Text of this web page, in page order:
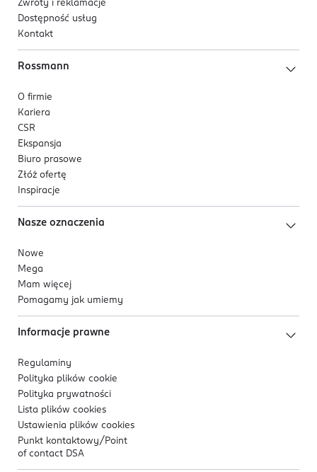
Zwroty i reklamacje
Dostępność usług
Kontakt
Rossmann
O firmie
Kariera
CSR
Ekspansja
Biuro prasowe
Złóż ofertę
Inspiracje
Nasze oznaczenia
Nowe
Mega
Mam więcej
Pomagamy jak umiemy
Informacje prawne
Regulaminy
Polityka plików cookie
Polityka prywatności
Lista plików cookies
Ustawienia plików cookies
Punkt kontaktowy/ Point
of contact DSA